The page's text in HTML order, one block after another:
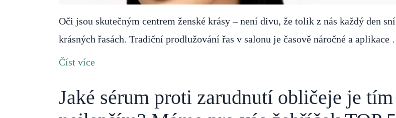
Oči jsou skutečným centrem ženské krásy – není divu, že tolik z nás každý den
krásných řasách. Tradiční prodlužování řas v salonu je časově náročné a aplikace
Číst více
Jaké sérum proti zarudnutí obličeje je tím